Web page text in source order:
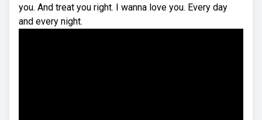
you. And treat you right. I wanna love you. Every day
and every night.